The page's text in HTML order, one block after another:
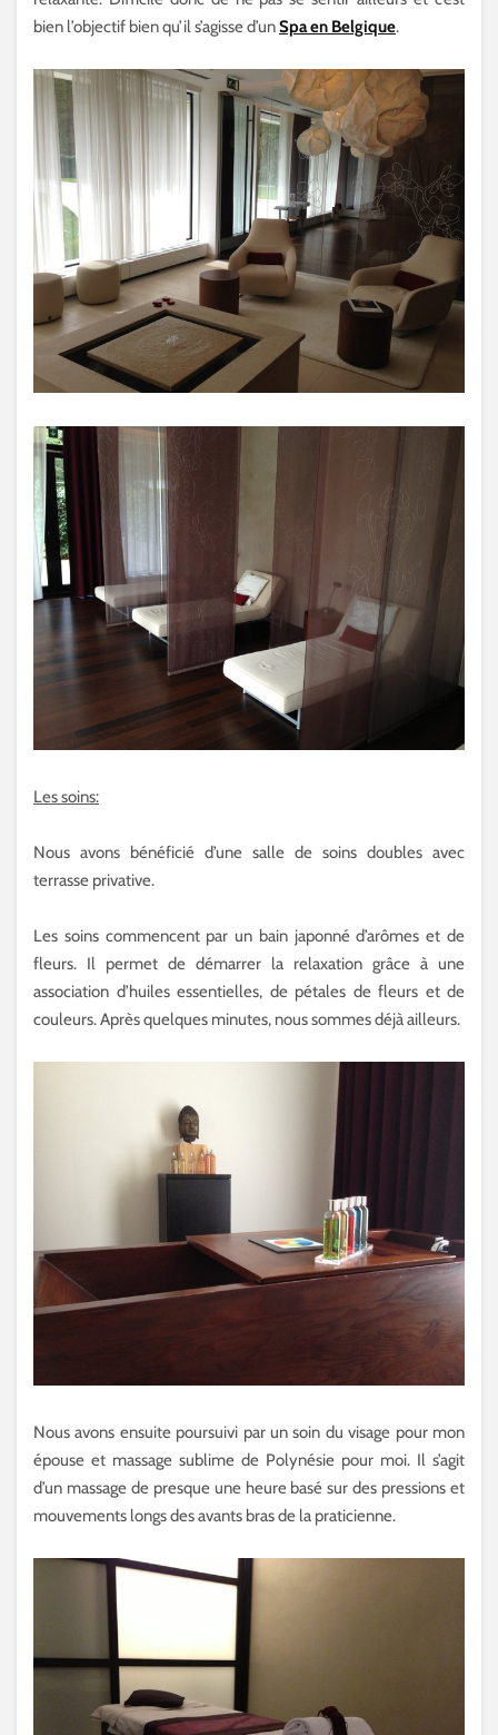
bien l’objectif bien qu’il s’agisse d’unSpa en Belgique.
Les soins:
Nous avons bénéficié d’une salle de soins doubles avec
terrasse privative.
Les soins commencent par un bain japonné d’arômes et de
fleurs. Il permet de démarrer la relaxation grâce à une
association d’huiles essentielles, de pétales de fleurs et de
couleurs. Après quelques minutes, nous sommes déjà ailleurs.
Nous avons ensuite poursuivi par un soin du visage pour mon
épouse et massage sublime de Polynésie pour moi. Il s’agit
d’un massage de presque une heure basé sur des pressions et
mouvements longs des avants bras de la praticienne.